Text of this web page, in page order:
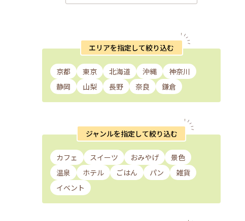
エリアを指定して絞り込む
京都 東京 北海道 沖縄
神奈川
静岡
山梨 長野 奈良 鎌倉
ジャンルを指定して絞り込む
カフェ スイーツ おみやげ
景色
温泉
ホテル ごはん パン
雑貨
イベント